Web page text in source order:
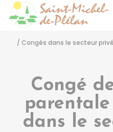
/ Congés dans le secteur privé
Congé
dans le